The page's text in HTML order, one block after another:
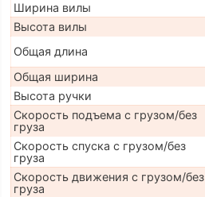
Ширина вилы
Высота вилы
Общая длина
Общая ширина
Высота ручки
Скорость подъема с грузом/без
груза
Скорость спуска с грузом/без
груза
Скорость движения с грузом/без
груза